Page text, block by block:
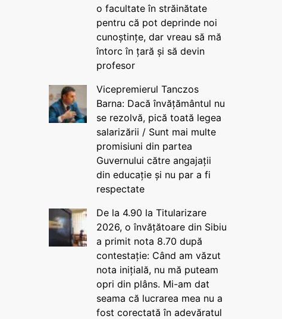
o facultate în străinătate
pentru că pot deprinde noi
cunoștințe, dar vreau să mă
întorc în țară și să devin
profesor
Vicepremierul Tanczos
Barna: Dacă învățământul nu
se rezolvă, pică toată legea
salarizării / Sunt mai multe
promisiuni din partea
Guvernului către angajații
din educație și nu par a fi
respectate
De la 4.90 la Titularizare
2026, o învățătoare din Sibiu
a primit nota 8.70 după
contestație: Când am văzut
nota inițială, nu mă puteam
opri din plâns. Mi-am dat
seama că lucrarea mea nu a
fost corectată în adevăratul